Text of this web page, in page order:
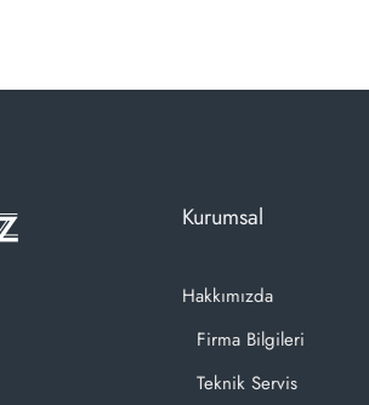
Kurumsal
Hakkımızda
Firma Bilgileri
Teknik Servis